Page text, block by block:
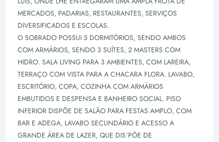
MERCADOS, PADARIAS, RESTAURANTES, SERVIÇOS
DIVERSIFICADOS E ESCOLAS.
O SOBRADO POSSUI 5 DORMITÓRIOS, SENDO AMBOS
COM ARMÁRIOS, SENDO 3 SUÍTES, 2 MASTERS COM
HIDRO. SALA LIVING PARA 3 AMBIENTES, COM LAREIRA,
TERRAÇO COM VISTA PARA A CHACARA FLORA. LAVABO,
ESCRITÓRIO, COPA, COZINHA COM ARMÁRIOS
EMBUTIDOS E DESPENSA E BANHEIRO SOCIAL. PISO
INFERIOR DISPÕE DE SALÃO PARA FESTAS AMPLO, COM
BAR E ADEGA, LAVABO SECUNDÁRIO E ACESSO A
GRANDE ÁREA DE LAZER, QUE DIS´PÕE DE